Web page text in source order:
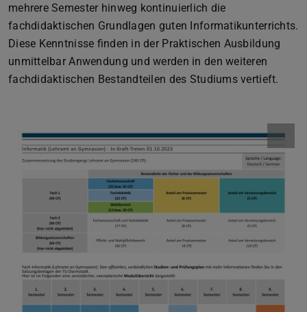
mehrere Semester hinweg kontinuierlich die
fachdidaktischen Grundlagen guten Informatikunterrichts.
Diese Kenntnisse finden in der Praktischen Ausbildung
unmittelbar Anwendung und werden in den weiteren
fachdidaktischen Bestandteilen des Studiums vertieft.